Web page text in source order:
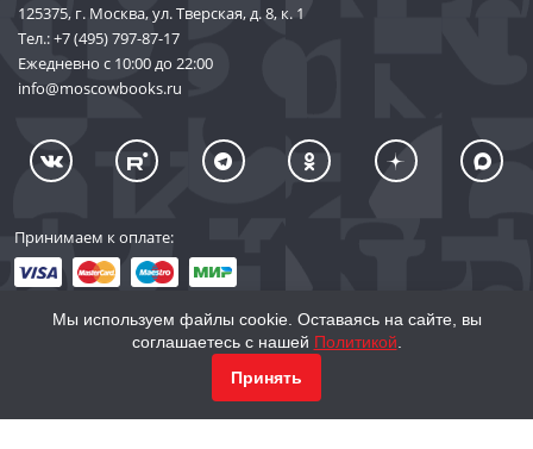
125375, г. Москва, ул. Тверская, д. 8, к. 1
Тел.:+7 (495) 797-87-17
Ежедневно с 10:00 до 22:00
info@moscowbooks.ru
Принимаем к оплате:
© 2002–2026 «Торговый Дом Книги «МОСКВА»
Мы используем файлы cookie. Оставаясь на сайте, вы
соглашаетесь с нашей Политикой
Принять